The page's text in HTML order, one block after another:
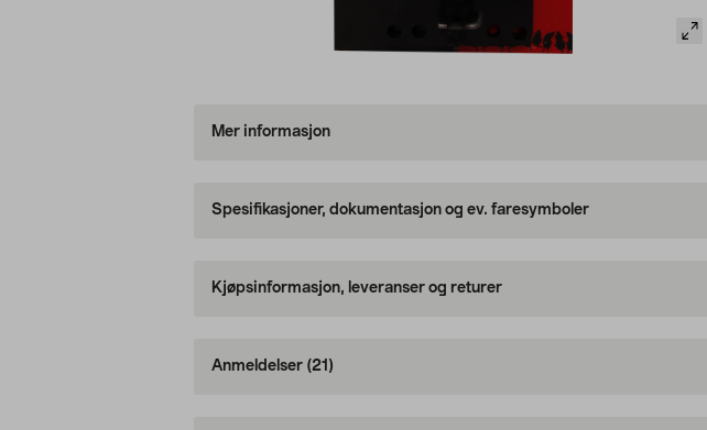
Mer informasjon
Spesifikasjoner, dokumentasjon og ev. faresymboler
Kjøpsinformasjon, leveranser og returer
Anmeldelser (21)